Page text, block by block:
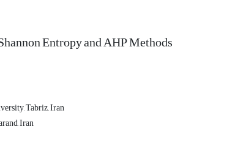
Entropy and AHP Methods
Tabriz,, Iran
Iran